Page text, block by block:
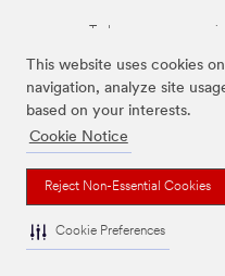
This website uses cookies
navigation, analyze site
based on your interests.
Cookie Notice
Reject Non-Essential Cookies
Cookie Preferences
Todas as marcas